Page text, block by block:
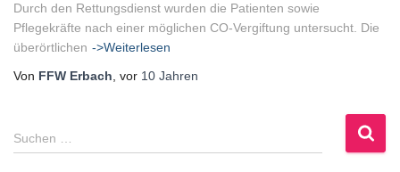
Durch den Rettungsdienst wurden die Patienten sowie
Pflegekräfte nach einer möglichen CO-Vergiftung untersucht. Die
überörtlichen ->Weiterlesen
Von FFW Erbach , vor 10 Jahren
S
u
Suchen …